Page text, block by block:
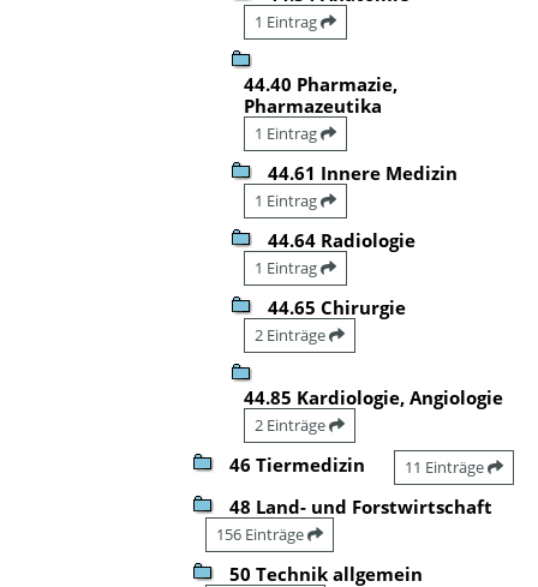
1 Eintrag
44.40 Pharmazie,
Pharmazeutika
1 Eintrag
44.61 Innere Medizin
1 Eintrag
44.64 Radiologie
1 Eintrag
44.65 Chirurgie
2 Einträge
44.85 Kardiologie, Angiologie
2 Einträge
46 Tiermedizin 11 Einträge
48 Land- und Forstwirtschaft
156 Einträge
50 Technik allgemein